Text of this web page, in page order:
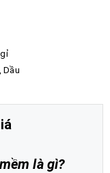
Dầu
là gì?